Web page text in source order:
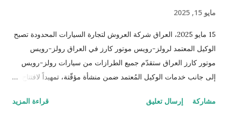
مايو 15, 2025
15 مايو 2025، العراق شركة العروش لتجارة السيارات المحدودة تصبح
الوكيل المعتمد لرولز-رويس موتور كارز في العراق رولز-رويس
موتور كارز العراق ستقدّم جميع الطرازات من سيارات رولز-رويس
إلى جانب خدمات الوكيل المُعتمد ضمن منشأة مؤقّتة، تمهيداً لافتتاح
رويس منذ تأسيس العلامة التجارية قبل 120 عاماً سوق المنتجات
مشاركة إرسال تعليق قراءة المزيد